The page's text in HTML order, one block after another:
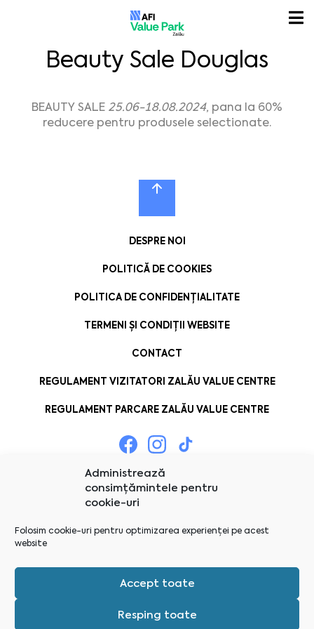
Administrează
consimțămintele pentru
cookie-uri
Folosim cookie-uri pentru optimizarea experienței pe acest
website
Accept toate
Resping toate
Beauty Sale Douglas
BEAUTY SALE 25.06-18.08.2024, pana la 60%
reducere pentru produsele selectionate.
DESPRE NOI
POLITICĂ DE COOKIES
POLITICA DE CONFIDENȚIALITATE
TERMENI ȘI CONDIȚII WEBSITE
CONTACT
REGULAMENT VIZITATORI ZALĂU VALUE CENTRE
REGULAMENT PARCARE ZALĂU VALUE CENTRE